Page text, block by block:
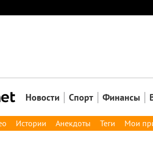
Новости Спорт Финансы
Истории Анекдоты Теги Мои